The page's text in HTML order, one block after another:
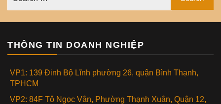
THÔNG TIN DOANH NGHIỆP
VP1: 139 Đinh Bộ Lĩnh phường 26, quận Bình Thạnh,
TPHCM
VP2: 84F Tô Ngọc Vân, Phường Thạnh Xuân, Quận 12,